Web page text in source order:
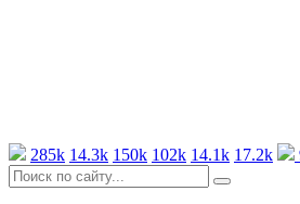
285k 14.3k 150k 102k 14.1k 17.2k